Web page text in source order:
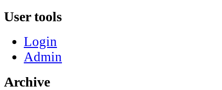
User tools
Login
Admin
Archive